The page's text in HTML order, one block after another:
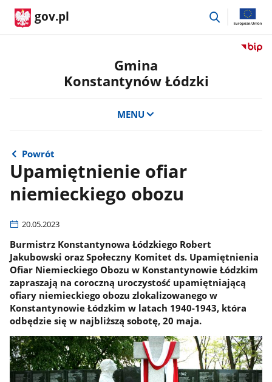
gov.pl
przejdź
Przejdź
Gmina
Konstantynów Łódzki
MENU
Powrót
Upamiętnienie ofiar
niemieckiego obozu
20.05.2023
Burmistrz Konstantynowa Łódzkiego Robert
Jakubowski oraz Społeczny Komitet ds. Upamiętnienia
Ofiar Niemieckiego Obozu w Konstantynowie Łódzkim
zapraszają na coroczną uroczystość upamiętniającą
ofiary niemieckiego obozu zlokalizowanego w
Konstantynowie Łódzkim w latach 1940-1943, która
odbędzie się w najbliższą sobotę, 20 maja.